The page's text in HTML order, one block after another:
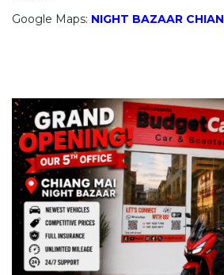
Google Maps: NIGHT BAZAAR